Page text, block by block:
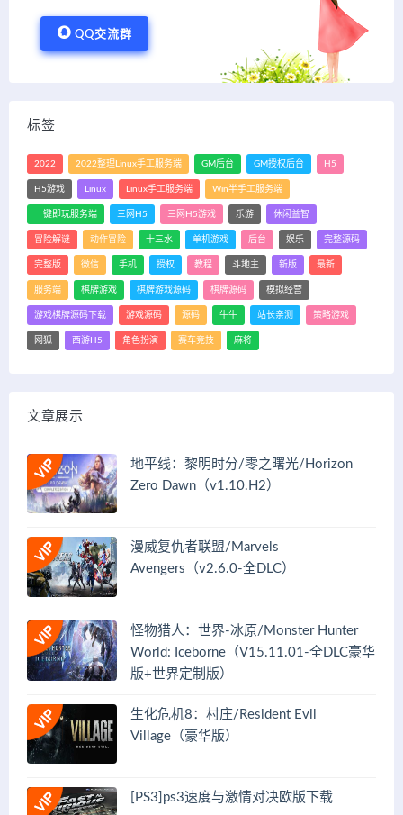
QQ交流群
标签
2022 2022整理Linux手工服务端 GM后台 GM授权后台 H5
H5游戏 Linux Linux手工服务端 Win半手工服务端
一键即玩服务端 三网H5 三网H5游戏 乐游 休闲益智
冒险解谜 动作冒险 十三水 单机游戏 后台 娱乐 完整源码
完整版 微信 手机 授权 教程 斗地主 新版 最新
服务端 棋牌游戏 棋牌游戏源码 棋牌源码 模拟经营
游戏棋牌源码下载 游戏源码 源码 牛牛 站长亲测 策略游戏
网狐 西游H5 角色扮演 赛车竞技 麻将
文章展示
地平线：黎明时分/零之曙光/Horizon
Zero Dawn（v1.10.H2）
漫威复仇者联盟/Marvels
Avengers（v2.6.0-全DLC）
怪物猎人：世界-冰原/Monster Hunter
World: Iceborne（V15.11.01-全DLC豪华
版+世界定制版）
生化危机8：村庄/Resident Evil
Village（豪华版）
[PS3]ps3速度与激情对决欧版下载